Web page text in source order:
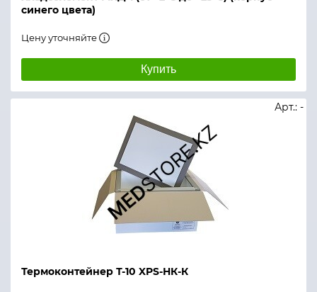
синего цвета)
Цену уточняйте
Купить
Термоконтейнер Т-10 XPS-НК-К
Арт.: -